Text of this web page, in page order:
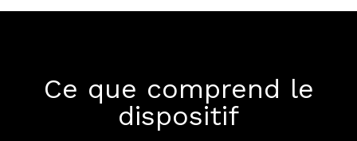
Ce que comprend le
dispositif